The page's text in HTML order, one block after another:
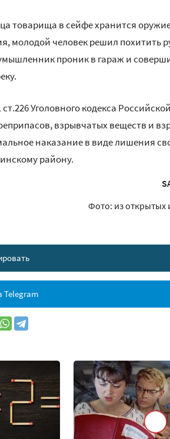
товарища в сейфе хранится
молодой человек решил похитить
проник в гараж и
Уголовного кодекса Российской
взрывчатых веществ и
наказание в виде лишения
району.
Фото: из открытых
Telegram